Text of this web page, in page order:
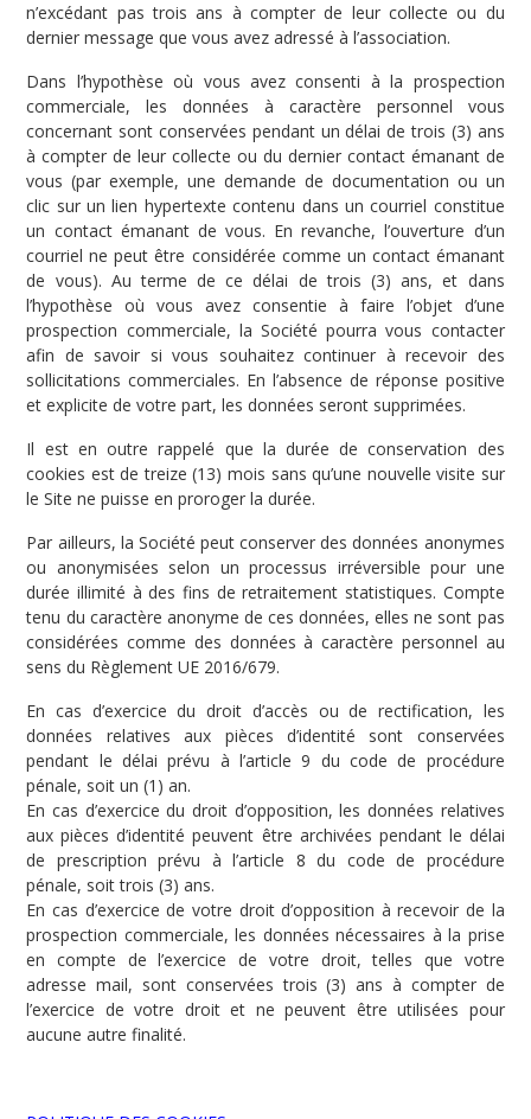
n’excédant pas trois ans à compter de leur collecte ou du
dernier message que vous avez adressé à l’association.
Dans l’hypothèse où vous avez consenti à la prospection
commerciale, les données à caractère personnel vous
concernant sont conservées pendant un délai de trois (3) ans
à compter de leur collecte ou du dernier contact émanant de
vous (par exemple, une demande de documentation ou un
clic sur un lien hypertexte contenu dans un courriel constitue
un contact émanant de vous. En revanche, l’ouverture d’un
courriel ne peut être considérée comme un contact émanant
de vous). Au terme de ce délai de trois (3) ans, et dans
l’hypothèse où vous avez consentie à faire l’objet d’une
prospection commerciale, la Société pourra vous contacter
afin de savoir si vous souhaitez continuer à recevoir des
sollicitations commerciales. En l’absence de réponse positive
et explicite de votre part, les données seront supprimées.
Il est en outre rappelé que la durée de conservation des
cookies est de treize (13) mois sans qu’une nouvelle visite sur
le Site ne puisse en proroger la durée.
Par ailleurs, la Société peut conserver des données anonymes
ou anonymisées selon un processus irréversible pour une
durée illimité à des fins de retraitement statistiques. Compte
tenu du caractère anonyme de ces données, elles ne sont pas
considérées comme des données à caractère personnel au
sens du Règlement UE 2016/679.
En cas d’exercice du droit d’accès ou de rectification, les
données relatives aux pièces d’identité sont conservées
pendant le délai prévu à l’article 9 du code de procédure
pénale, soit un (1) an.
En cas d’exercice du droit d’opposition, les données relatives
aux pièces d’identité peuvent être archivées pendant le délai
de prescription prévu à l’article 8 du code de procédure
pénale, soit trois (3) ans.
En cas d’exercice de votre droit d’opposition à recevoir de la
prospection commerciale, les données nécessaires à la prise
en compte de l’exercice de votre droit, telles que votre
adresse mail, sont conservées trois (3) ans à compter de
l’exercice de votre droit et ne peuvent être utilisées pour
aucune autre finalité.